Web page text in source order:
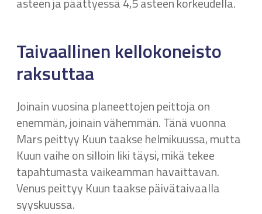
Taivaallinen kellokoneisto
raksuttaa
Joinain vuosina planeettojen peittoja on
enemmän, joinain vähemmän. Tänä vuonna
Mars peittyy Kuun taakse helmikuussa, mutta
Kuun vaihe on silloin liki täysi, mikä tekee
tapahtumasta vaikeamman havaittavan.
Venus peittyy Kuun taakse päivätaivaalla
syyskuussa.